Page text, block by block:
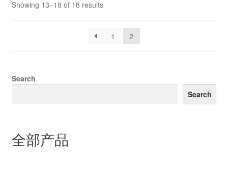
Showing 13–18 of 18 results
1 2
Search
Search
全部产品